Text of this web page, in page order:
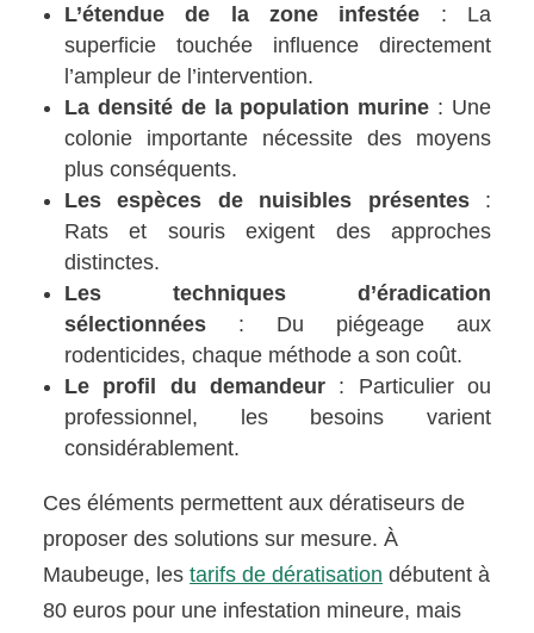
L’étendue de la zone infestée : La
superficie touchée influence directement
l’ampleur de l’intervention.
La densité de la population murine : Une
colonie importante nécessite des moyens
plus conséquents.
Les espèces de nuisibles présentes:
Rats et souris exigent des approches
distinctes.
Les techniques d’éradication
sélectionnées : Du piégeage aux
rodenticides, chaque méthode a son coût.
Le profil du demandeur : Particulier ou
professionnel, les besoins varient
considérablement.
Ces éléments permettent aux dératiseurs de
proposer des solutions sur mesure. À
Maubeuge, lestarifs de dératisation débutent à
80 euros pour une infestation mineure, mais